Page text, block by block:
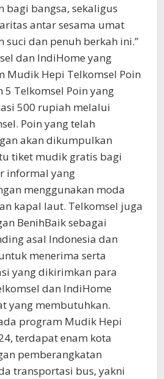
bagi bangsa, sekaligus
antar sesama umat
suci dan penuh berkah ini.”
dan IndiHome yang
Mudik Hepi Telkomsel Poin
Telkomsel Poin yang
500 rupiah melalui
Poin yang telah
akan dikumpulkan
tiket mudik gratis bagi
informal yang
menggunakan moda
kapal laut. Telkomsel juga
BenihBaik sebagai
asal Indonesia dan
menerima serta
yang dikirimkan para
dan IndiHome
yang membutuhkan.
program Mudik Hepi
terdapat enam kota
pemberangkatan
transportasi bus, yakni